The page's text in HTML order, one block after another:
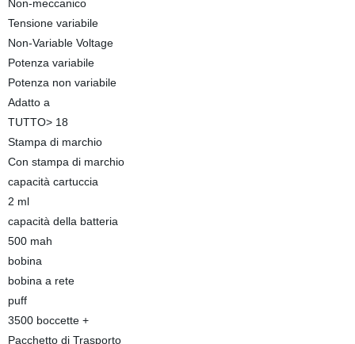
Non-meccanico
Tensione variabile
Non-Variable Voltage
Potenza variabile
Potenza non variabile
Adatto a
TUTTO> 18
Stampa di marchio
Con stampa di marchio
capacità cartuccia
2 ml
capacità della batteria
500 mah
bobina
bobina a rete
puff
3500 boccette +
Pacchetto di Trasporto